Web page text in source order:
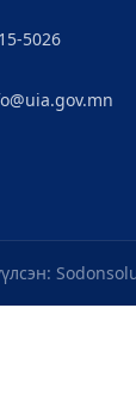
5026